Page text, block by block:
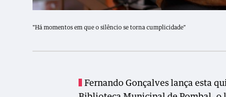
"Há momentos em que o silêncio se torna cumplicidade"
Fernando Gonçalves lança esta